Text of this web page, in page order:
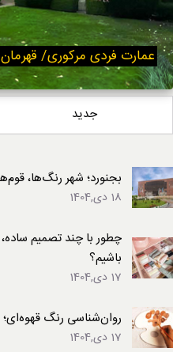
عمارت فردی مرکوری/
جدید
بجنورد؛ شهر رنگ‌ها،
18 دی,1404
چطور با چند تصمیم
باشیم؟
17 دی,1404
روان‌شناسی رنگ
17 دی,1404